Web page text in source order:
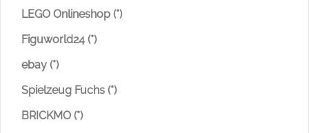
LEGO Onlineshop (*)
Figuworld24 (*)
ebay (*)
Spielzeug Fuchs (*)
BRICKMO (*)